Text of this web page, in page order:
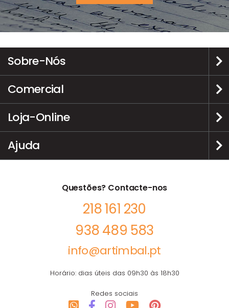
Sobre-Nós
Comercial
Loja-Online
Ajuda
Questões? Contacte-nos
218 161 230
938 489 583
info@artimbal.pt
Horário: dias úteis das 09h30 às 18h30
Redes sociais